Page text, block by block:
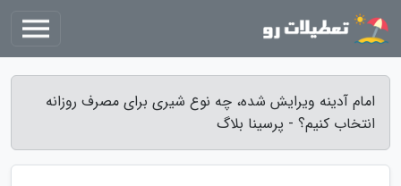
امام آدینه ویرایش شده، چه نوع شیری برای مصرف روزانه
انتخاب کنیم؟ - پرسینا بلاگ